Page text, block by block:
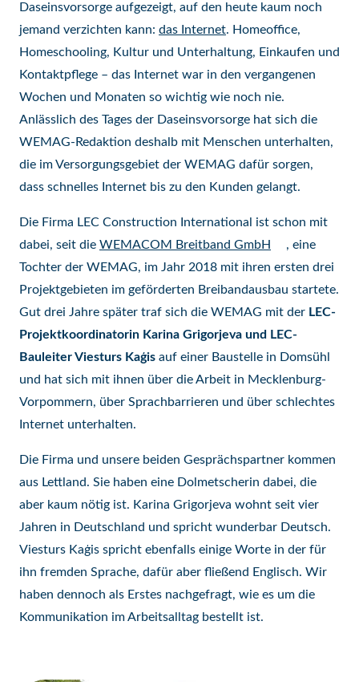
Daseinsvorsorge aufgezeigt, auf den heute kaum noch
jemand verzichten kann: das Internet. Homeoffice,
Homeschooling, Kultur und Unterhaltung, Einkaufen und
Kontaktpflege – das Internet war in den vergangenen
Wochen und Monaten so wichtig wie noch nie.
Anlässlich des Tages der Daseinsvorsorge hat sich die
WEMAG-Redaktion deshalb mit Menschen unterhalten,
die im Versorgungsgebiet der WEMAG dafür sorgen,
dass schnelles Internet bis zu den Kunden gelangt.
Die Firma LEC Construction International ist schon mit
dabei, seit die WEMACOM Breitband GmbH
, eine
Tochter der WEMAG, im Jahr 2018 mit ihren ersten drei
Projektgebieten im geförderten Breibandausbau startete.
Gut drei Jahre später traf sich die WEMAG mit der LEC-
Projektkoordinatorin Karina Grigorjeva und LEC-
Bauleiter Viesturs Kaģis auf einer Baustelle in Domsühl
und hat sich mit ihnen über die Arbeit in Mecklenburg-
Vorpommern, über Sprachbarrieren und über schlechtes
Internet unterhalten.
Die Firma und unsere beiden Gesprächspartner kommen
aus Lettland. Sie haben eine Dolmetscherin dabei, die
aber kaum nötig ist. Karina Grigorjeva wohnt seit vier
Jahren in Deutschland und spricht wunderbar Deutsch.
Viesturs Kaģis spricht ebenfalls einige Worte in der für
ihn fremden Sprache, dafür aber fließend Englisch. Wir
haben dennoch als Erstes nachgefragt, wie es um die
Kommunikation im Arbeitsalltag bestellt ist.